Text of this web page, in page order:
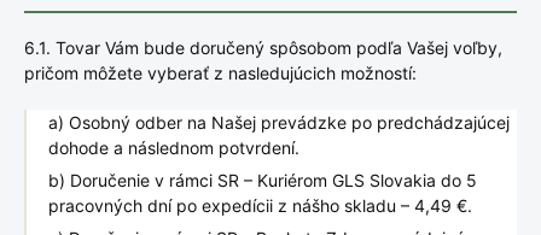
6.1. Tovar Vám bude doručený spôsobom podľa Vašej voľby,
pričom môžete vyberať z nasledujúcich možností:
a) Osobný odber na Našej prevádzke po predchádzajúcej
dohode a následnom potvrdení.
b) Doručenie v rámci SR – Kuriérom GLS Slovakia do 5
pracovných dní po expedícii z nášho skladu – 4,49 €.